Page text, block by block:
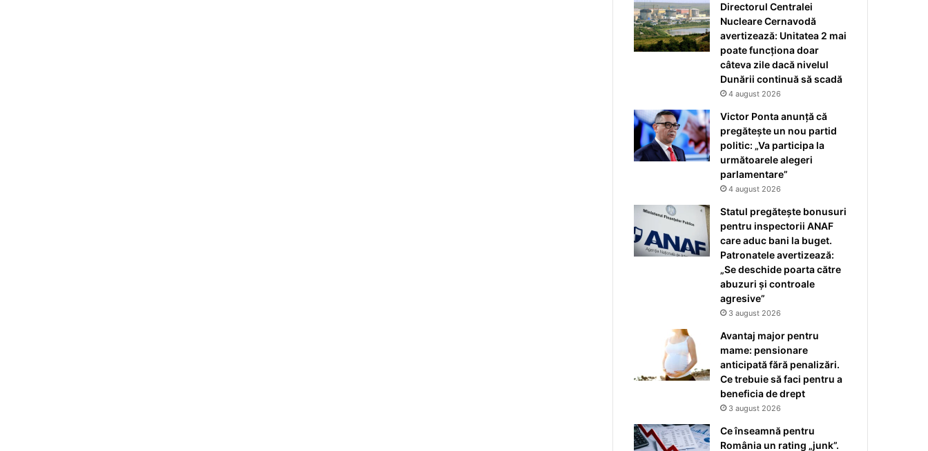
Directorul Centralei
Nucleare Cernavodă
avertizează: Unitatea 2 mai
poate funcționa doar
câteva zile dacă nivelul
Dunării continuă să scadă
4 august 2026
Victor Ponta anunță că
pregătește un nou partid
politic: „Va participa la
următoarele alegeri
parlamentare”
4 august 2026
Statul pregătește bonusuri
pentru inspectorii ANAF
care aduc bani la buget.
Patronatele avertizează:
„Se deschide poarta către
abuzuri și controale
agresive”
3 august 2026
Avantaj major pentru
mame: pensionare
anticipată fără penalizări.
Ce trebuie să faci pentru a
beneficia de drept
3 august 2026
Ce înseamnă pentru
România un rating „junk”.